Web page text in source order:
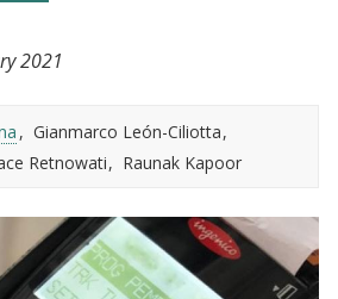
2021
Gianmarco León-Ciliotta
Retnowati Raunak Kapoor